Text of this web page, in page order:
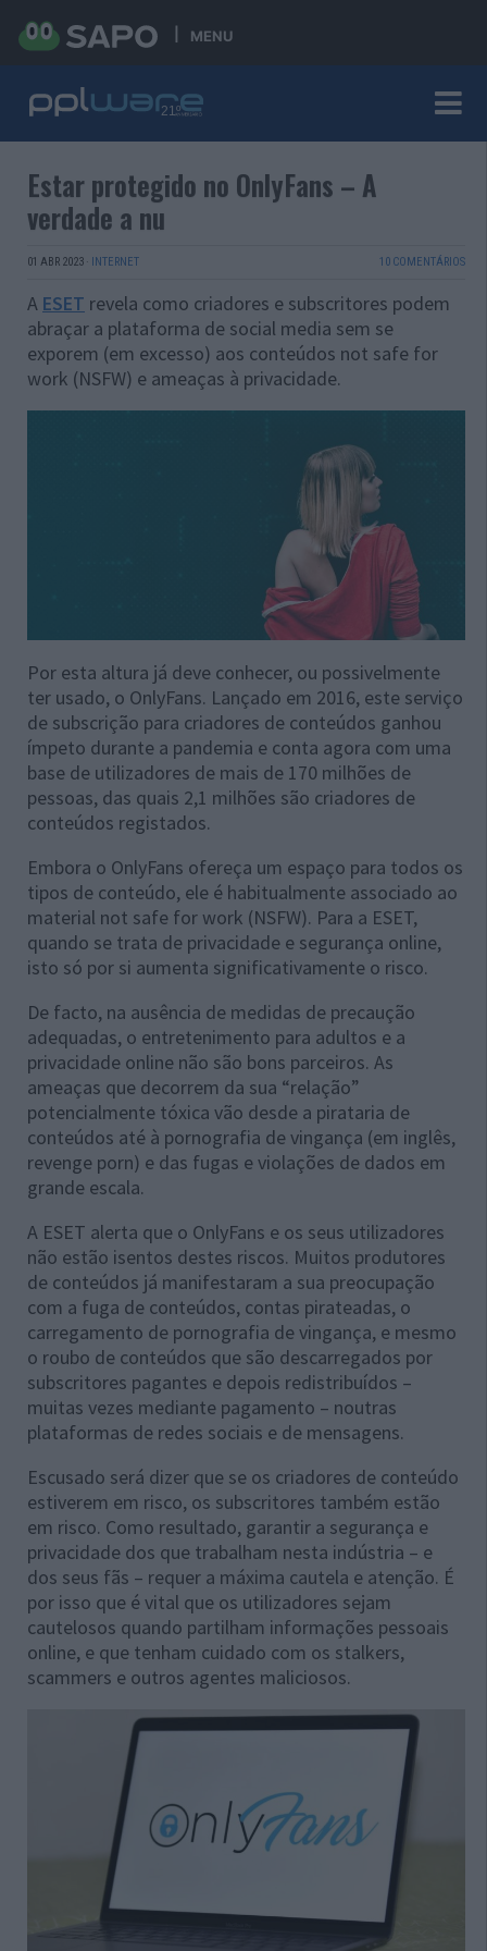
MENU
Estar protegido no OnlyFans – A
verdade a nu
01 ABR 2023 · INTERNET 10 COMENTÁRIOS
A ESET revela como criadores e subscritores podem
abraçar a plataforma de social media sem se
exporem (em excesso) aos conteúdos not safe for
work (NSFW) e ameaças à privacidade.
Por esta altura já deve conhecer, ou possivelmente
ter usado, o OnlyFans. Lançado em 2016, este serviço
de subscrição para criadores de conteúdos ganhou
ímpeto durante a pandemia e conta agora com uma
base de utilizadores de mais de 170 milhões de
pessoas, das quais 2,1 milhões são criadores de
conteúdos registados.
Embora o OnlyFans ofereça um espaço para todos os
tipos de conteúdo, ele é habitualmente associado ao
material not safe for work (NSFW). Para a ESET,
quando se trata de privacidade e segurança online,
isto só por si aumenta significativamente o risco.
De facto, na ausência de medidas de precaução
adequadas, o entretenimento para adultos e a
privacidade online não são bons parceiros. As
ameaças que decorrem da sua “relação”
potencialmente tóxica vão desde a pirataria de
conteúdos até à pornografia de vingança (em inglês,
revenge porn) e das fugas e violações de dados em
grande escala.
A ESET alerta que o OnlyFans e os seus utilizadores
não estão isentos destes riscos. Muitos produtores
de conteúdos já manifestaram a sua preocupação
com a fuga de conteúdos, contas pirateadas, o
carregamento de pornografia de vingança, e mesmo
o roubo de conteúdos que são descarregados por
subscritores pagantes e depois redistribuídos –
muitas vezes mediante pagamento – noutras
plataformas de redes sociais e de mensagens.
Escusado será dizer que se os criadores de conteúdo
estiverem em risco, os subscritores também estão
em risco. Como resultado, garantir a segurança e
privacidade dos que trabalham nesta indústria – e
dos seus fãs – requer a máxima cautela e atenção. É
por isso que é vital que os utilizadores sejam
cautelosos quando partilham informações pessoais
online, e que tenham cuidado com os stalkers,
scammers e outros agentes maliciosos.